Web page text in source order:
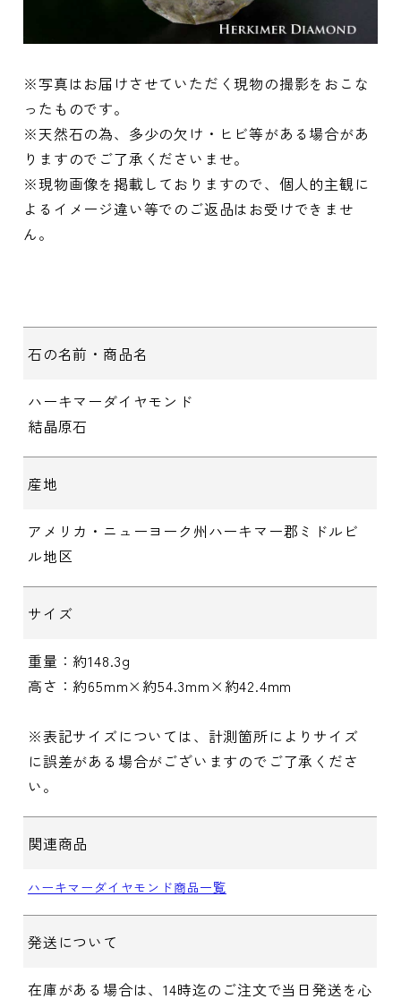
※写真はお届けさせていただく現物の撮影をおこな
ったものです。
※天然石の為、多少の欠け・ヒビ等がある場合があ
りますのでご了承くださいませ。
※現物画像を掲載しておりますので、個人的主観に
よるイメージ違い等でのご返品はお受けできませ
ん。
石の名前・商品名
ハーキマーダイヤモンド
結晶原石
産地
アメリカ・ニューヨーク州ハーキマー郡ミドルビ
ル地区
サイズ
重量：約148.3g
高さ：約65mm×約54.3mm×約42.4mm
※表記サイズについては、計測箇所によりサイズ
に誤差がある場合がございますのでご了承くださ
い。
関連商品
ハーキマーダイヤモンド商品一覧
発送について
在庫がある場合は、14時迄のご注文で当日発送を心